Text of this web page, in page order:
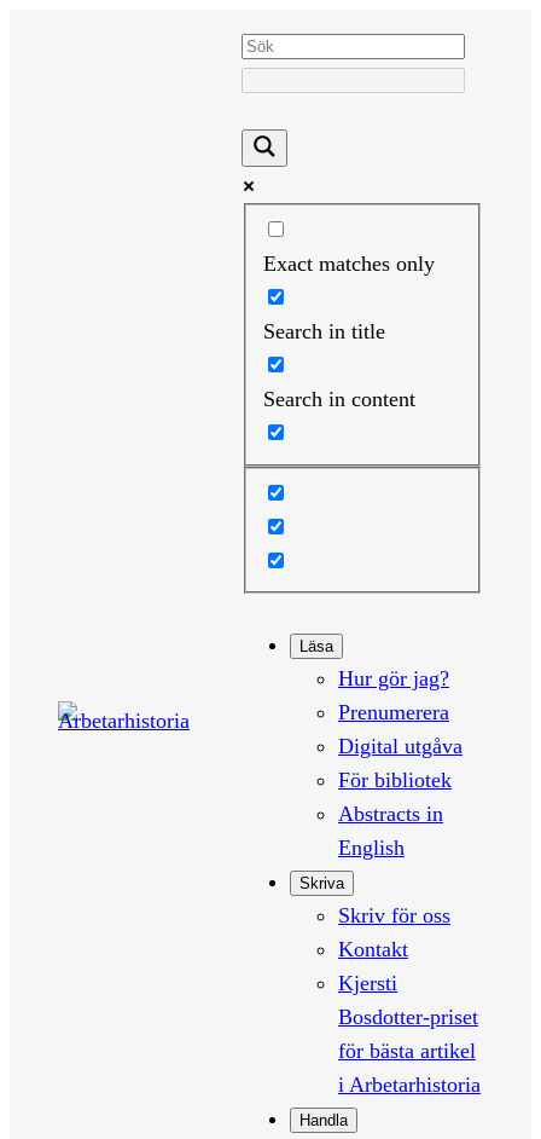
Exact matches only
Search in title
Search in content
Läsa
Hur gör jag?
Prenumerera
Digital utgåva
För bibliotek
Abstracts in
English
Skriva
Skriv för oss
Kontakt
Kjersti
Bosdotter-priset
för bästa artikel
i Arbetarhistoria
Handla